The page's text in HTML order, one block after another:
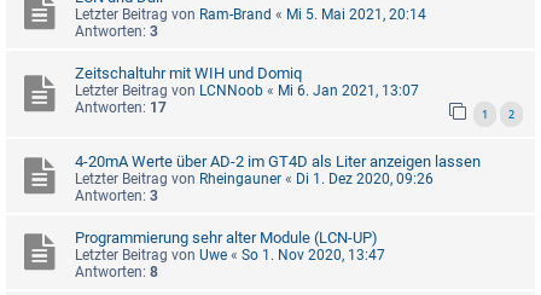
Letzter Beitrag von Ram-Brand « Mi 5. Mai 2021, 20:14
Antworten: 3
Zeitschaltuhr mit WIH und Domiq
Letzter Beitrag von LCNNoob « Mi 6. Jan 2021, 13:07
Antworten: 17 1 2
4-20mA Werte über AD-2 im GT4D als Liter anzeigen lassen
Letzter Beitrag von Rheingauner « Di 1. Dez 2020, 09:26
Antworten: 3
Programmierung sehr alter Module (LCN-UP)
Letzter Beitrag von Uwe « So 1. Nov 2020, 13:47
Antworten: 8